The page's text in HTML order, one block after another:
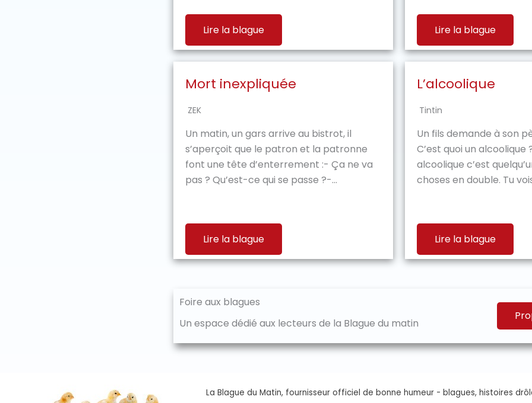
Lire la blague Lire la blague
Mort inexpliquée
ZEK
Un matin, un gars arrive au bistrot, il
s’aperçoit que le patron et la patronne
font une tête d’enterrement :- Ça ne va
pas ? Qu’est-ce qui se passe ?-...
Lire la blague
L’alcoolique
Tintin
Un fils demande à son
C’est quoi un alcoolique
alcoolique c’est
choses en double. Tu
Lire la blague
Foire aux blagues
Un espace dédié aux lecteurs de la Blague du matin
La Blague du Matin, fournisseur officiel de bonne humeur - blagues, histoires